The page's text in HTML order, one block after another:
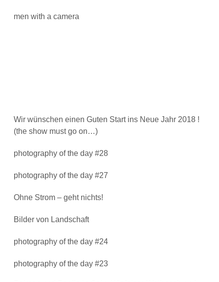
men with a camera
Wir wünschen einen Guten Start ins Neue Jahr 2018 !
(the show must go on…)
photography of the day #28
photography of the day #27
Ohne Strom – geht nichts!
Bilder von Landschaft
photography of the day #24
photography of the day #23